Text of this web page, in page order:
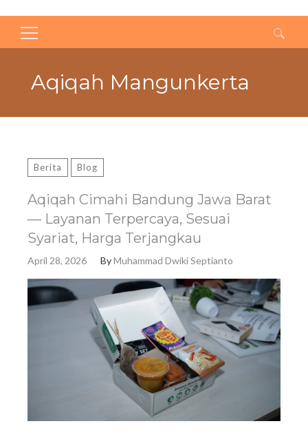
Search
Aqiqah Mangunkerta
Berita Blog
Aqiqah Cimahi Bandung Jawa Barat
— Layanan Terpercaya, Sesuai
Syariat, Harga Terjangkau
April 28, 2026 ByMuhammad Dwiki Septianto